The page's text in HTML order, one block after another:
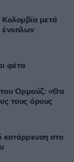
μετά
ένοπλων
φέτα
Ορμούζ: «Θα
τους όρους
κατάρρευση στο